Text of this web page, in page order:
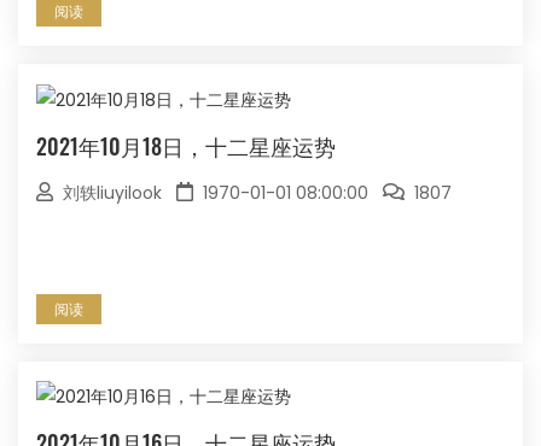
阅读
2021年10月18日，十二星座运势
刘轶liuyilook 1970-01-01 08:00:00 1807
阅读